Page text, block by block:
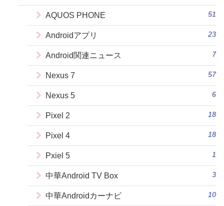
AQUOS PHONE 51
Androidアプリ 23
Android関連ニュース 7
Nexus 7 57
Nexus 5 6
Pixel 2 18
Pixel 4 18
Pxiel 5 1
中華Android TV Box 3
中華Androidカーナビ 10